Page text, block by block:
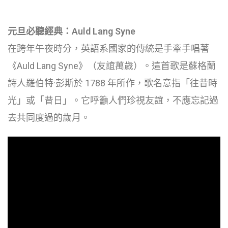
元旦必聽經典：Auld Lang Syne
在跨年午夜時分，英語系國家的傳統是手牽手唱著
《Auld Lang Syne》（友誼萬歲）。這首歌是蘇格蘭
詩人羅伯特·彭斯於 1788 年所作，歌名意指「往昔時
光」或「昔日」。它呼籲人們珍視友誼，不應忘記過
去共同度過的歲月。